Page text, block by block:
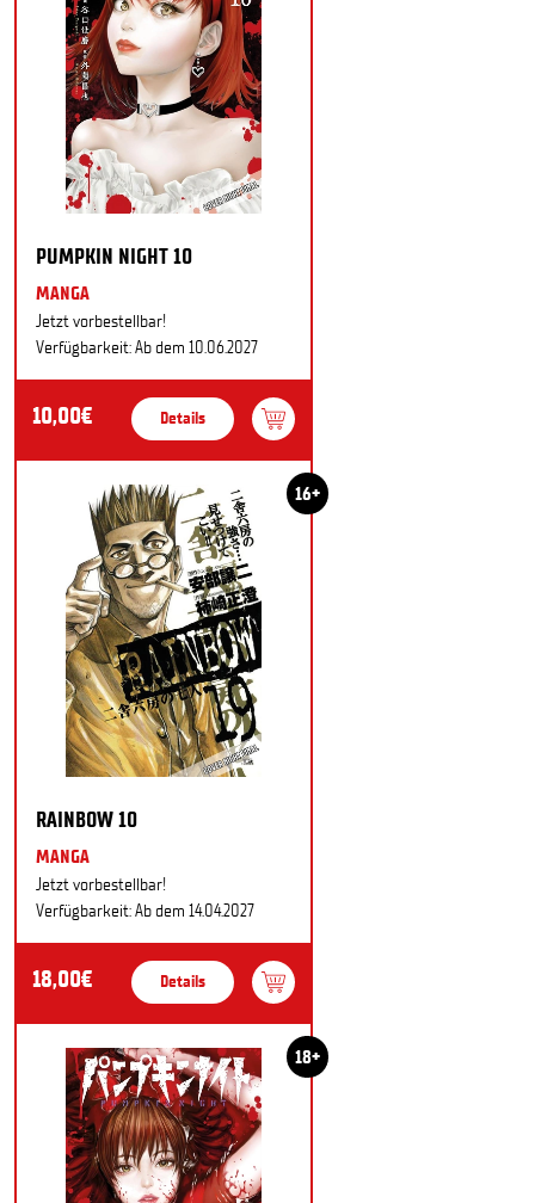
PUMPKIN NIGHT 10
MANGA
Jetzt vorbestellbar!
Verfügbarkeit: Ab dem 10.06.2027
10,00€ Details
16+
RAINBOW 10
MANGA
Jetzt vorbestellbar!
Verfügbarkeit: Ab dem 14.04.2027
18,00€ Details
18+